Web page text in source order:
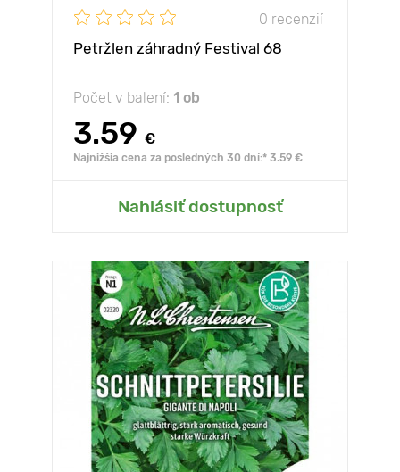
0 recenzií
Petržlen záhradný Festival 68
Počet v balení: 1 ob
3.59 €
Najnižšia cena za posledných 30 dní:* 3.59 €
Nahlásiť dostupnosť